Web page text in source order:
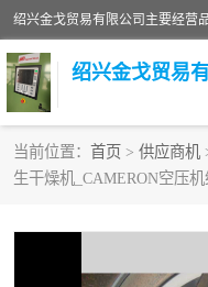
绍兴金戈贸易
当前位置： 首页 > 供应商机
生干燥机_CAMERON空压
二手空压机